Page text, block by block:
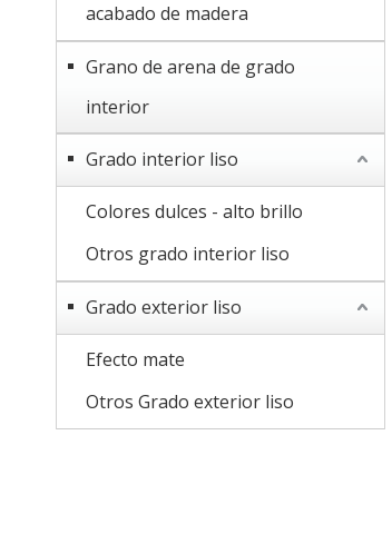
acabado de madera
Grano de arena de grado
interior
Grado interior liso
Colores dulces - alto brillo
Otros grado interior liso
Grado exterior liso
Efecto mate
Otros Grado exterior liso